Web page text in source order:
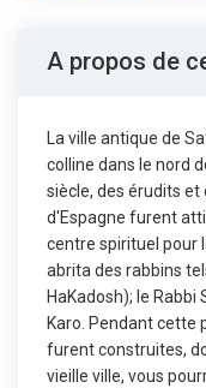
A propos de
La ville antique de
colline dans le nord
siècle, des érudits
d'Espagne furent
centre spirituel pour
abrita des rabbins
HaKadosh); le
Karo. Pendant cette
furent construites,
vieille ville, vous